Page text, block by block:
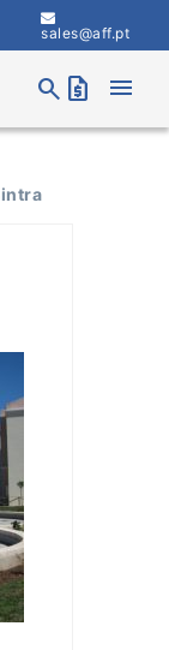
sales@aff.pt
search request_quote menu